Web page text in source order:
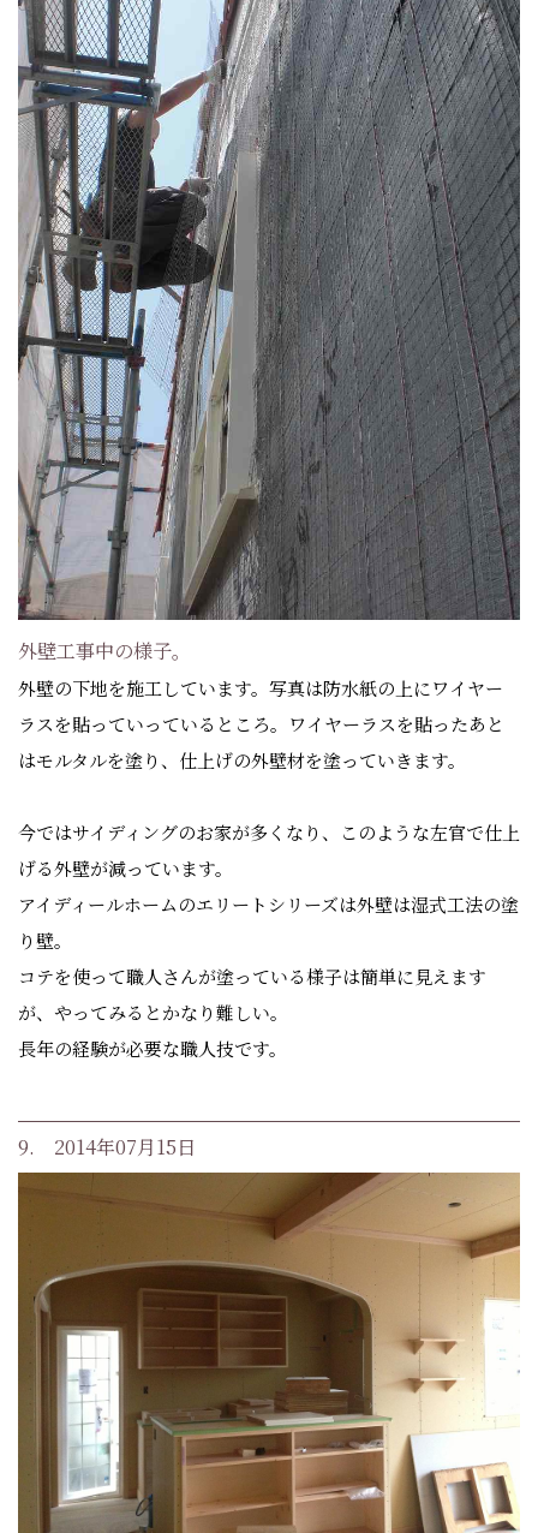
外壁工事中の様子。
外壁の下地を施工しています。写真は防水紙の上にワイヤー
ラスを貼っていっているところ。ワイヤーラスを貼ったあと
はモルタルを塗り、仕上げの外壁材を塗っていきます。
今ではサイディングのお家が多くなり、このような左官で仕上
げる外壁が減っています。
アイディールホームのエリートシリーズは外壁は湿式工法の塗
り壁。
コテを使って職人さんが塗っている様子は簡単に見えます
が、やってみるとかなり難しい。
長年の経験が必要な職人技です。
9. 2014年07月15日